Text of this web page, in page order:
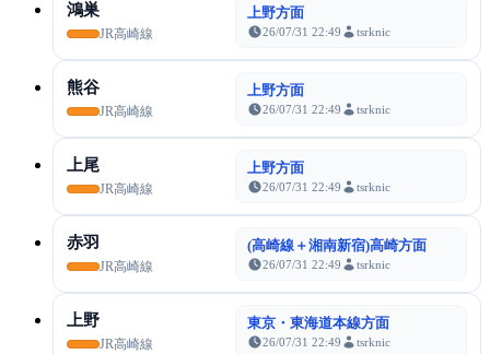
鴻巣
JR高崎線
上野方面
26/07/31 22:49 tsrknic
熊谷
JR高崎線
上野方面
26/07/31 22:49 tsrknic
上尾
JR高崎線
上野方面
26/07/31 22:49 tsrknic
赤羽
JR高崎線
(高崎線＋湘南新宿)高崎方面
26/07/31 22:49 tsrknic
上野
JR高崎線
東京・東海道本線方面
26/07/31 22:49 tsrknic